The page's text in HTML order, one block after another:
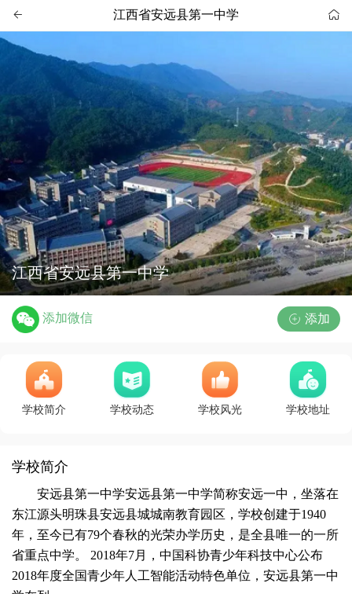
 江西省安远县第一中学 
江西省安远县第一中学
添加微信  添加
学校简介 学校动态 学校风光 学校地址
学校简介
安远县第一中学安远县第一中学简称安远一中，坐落在
东江源头明珠县安远县城城南教育园区，学校创建于1940
年，至今已有79个春秋的光荣办学历史，是全县唯一的一所
省重点中学。 2018年7月，中国科协青少年科技中心公布
2018年度全国青少年人工智能活动特色单位，安远县第一中